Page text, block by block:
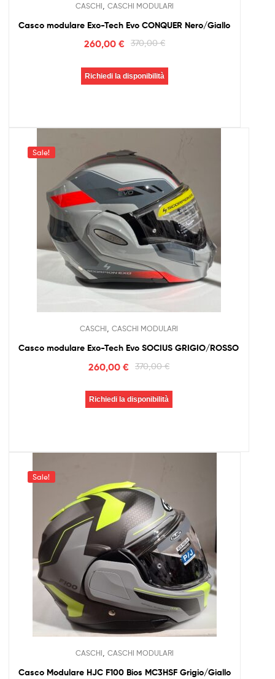
CASCHI CASCHI MODULARI
Casco modulare Exo-Tech Evo CONQUER Nero/Giallo
370,00€
260,00€
Richiedi la disponibilità
Sale!
CASCHI CASCHI MODULARI
Casco modulare Exo-Tech Evo SOCIUS GRIGIO/ROSSO
370,00€
260,00€
Richiedi la disponibilità
Sale!
CASCHI CASCHI MODULARI
Casco Modulare HJC F100 Bios MC3HSF Grigio/Giallo